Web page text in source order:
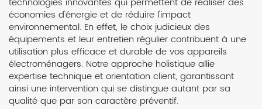
économies d'énergie et de réduire l'impact
environnemental. En effet, le choix judicieux des
équipements et leur entretien régulier contribuent à une
utilisation plus efficace et durable de vos appareils
électroménagers. Notre approche holistique allie
expertise technique et orientation client, garantissant
ainsi une intervention qui se distingue autant par sa
qualité que par son caractère préventif.